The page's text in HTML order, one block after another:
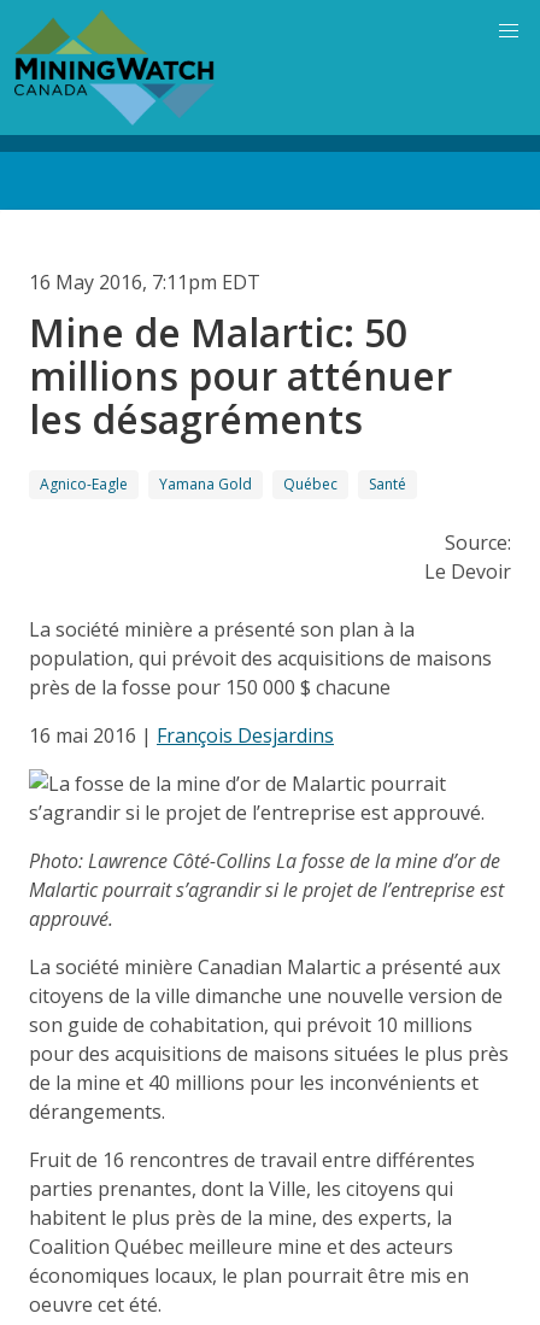
main
content
16 May 2016, 7:11pm EDT
Mine de Malartic: 50
millions pour atténuer
les désagréments
Agnico-Eagle Yamana Gold Québec Santé
Source:
Le Devoir
La société minière a présenté son plan à la
population, qui prévoit des acquisitions de maisons
près de la fosse pour 150 000 $ chacune
16 mai 2016 | François Desjardins
Photo: Lawrence Côté-Collins La fosse de la mine d’or de
Malartic pourrait s’agrandir si le projet de l’entreprise est
approuvé.
La société minière Canadian Malartic a présenté aux
citoyens de la ville dimanche une nouvelle version de
son guide de cohabitation, qui prévoit 10 millions
pour des acquisitions de maisons situées le plus près
de la mine et 40 millions pour les inconvénients et
dérangements.
Fruit de 16 rencontres de travail entre différentes
parties prenantes, dont la Ville, les citoyens qui
habitent le plus près de la mine, des experts, la
Coalition Québec meilleure mine et des acteurs
économiques locaux, le plan pourrait être mis en
oeuvre cet été.